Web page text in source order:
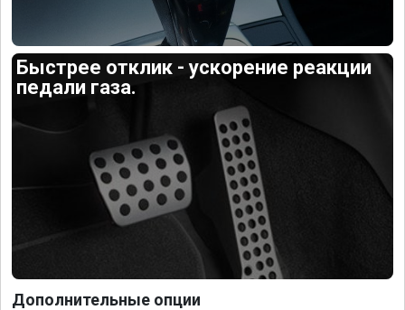
Быстрее отклик - ускорение реакции
педали газа.
Дополнительные опции